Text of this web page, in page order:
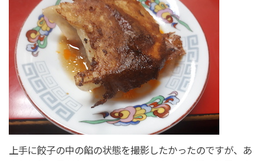
上手に餃子の中の餡の状態を撮影したかったのですが、あ